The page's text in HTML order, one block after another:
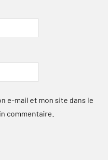
e-mail et mon site dans le
commentaire.